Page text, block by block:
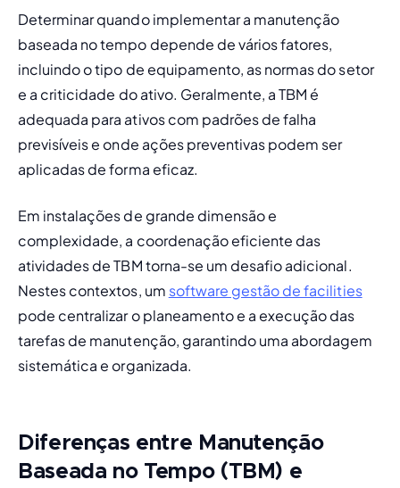
Determinar quando implementar a manutenção
baseada no tempo depende de vários fatores,
incluindo o tipo de equipamento, as normas do setor
e a criticidade do ativo. Geralmente, a TBM é
adequada para ativos com padrões de falha
previsíveis e onde ações preventivas podem ser
aplicadas de forma eficaz.
Em instalações de grande dimensão e
complexidade, a coordenação eficiente das
atividades de TBM torna-se um desafio adicional.
Nestes contextos, um software gestão de facilities
pode centralizar o planeamento e a execução das
tarefas de manutenção, garantindo uma abordagem
sistemática e organizada.
Diferenças entre Manutenção
Baseada no Tempo (TBM) e